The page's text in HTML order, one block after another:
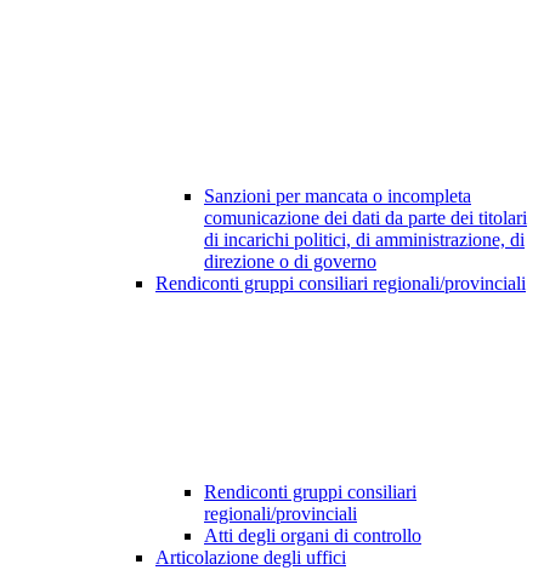
Sanzioni per mancata o incompleta
comunicazione dei dati da parte dei titolari
di incarichi politici, di amministrazione, di
direzione o di governo
Rendiconti gruppi consiliari regionali/provinciali
Rendiconti gruppi consiliari
regionali/provinciali
Atti degli organi di controllo
Articolazione degli uffici